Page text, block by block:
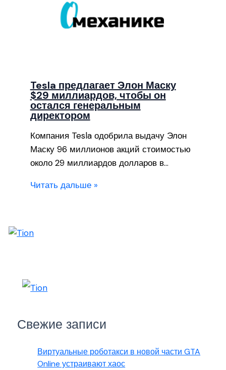
Tesla предлагает Элон Маску
$29 миллиардов, чтобы он
остался генеральным
директором
Компания Tesla одобрила выдачу Элон
Маску 96 миллионов акций стоимостью
около 29 миллиардов долларов в…
Читать дальше »
Свежие записи
Виртуальные роботакси в новой части GTA
Online устраивают хаос